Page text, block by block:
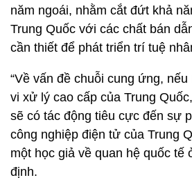
năm ngoái, nhằm cắt đứt khả
Trung Quốc với các chất bán
cần thiết để phát triển trí tuệ
“Về vấn đề chuỗi cung ứng,
vi xử lý cao cấp của Trung
sẽ có tác động tiêu cực đến sự
công nghiệp điện tử của Trung
một học giả về quan hệ quốc tế
định.